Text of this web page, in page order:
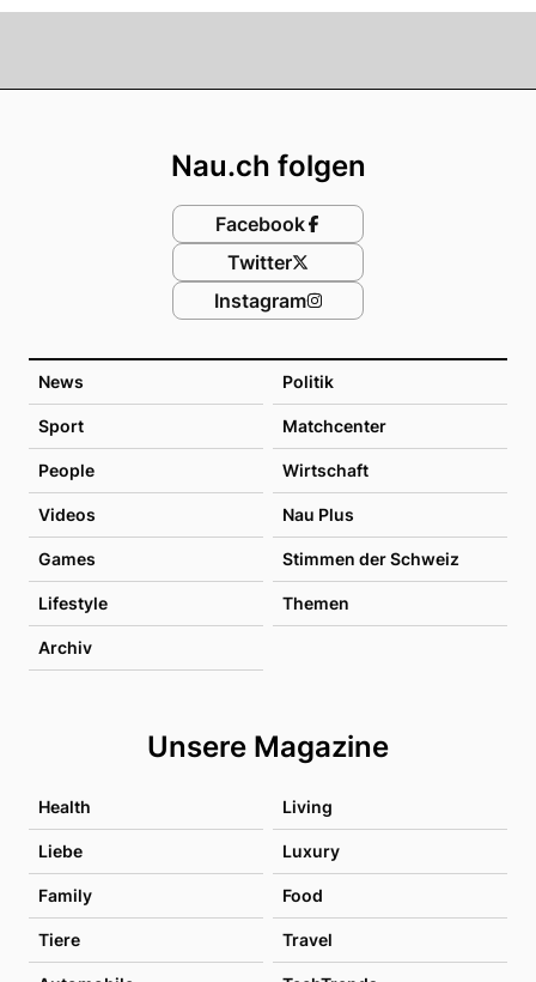
News Politik
Sport Matchcenter
People Wirtschaft
Videos Nau Plus
Games Stimmen der Schweiz
Lifestyle Themen
Archiv
Unsere Magazine
Health Living
Liebe Luxury
Family Food
Tiere Travel
Nau.ch folgen
Facebook
Twitter
Instagram